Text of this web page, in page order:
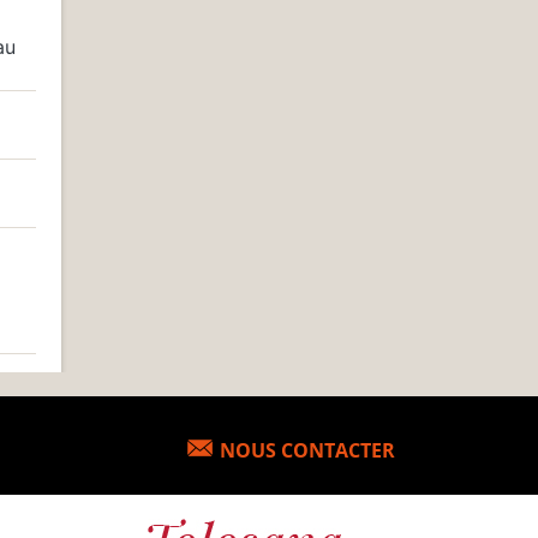
NOUS CONTACTER